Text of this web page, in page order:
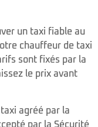
un taxi fiable au
chauffeur de taxi
sont fixés par la
le prix avant
agréé par la
par la Sécurité